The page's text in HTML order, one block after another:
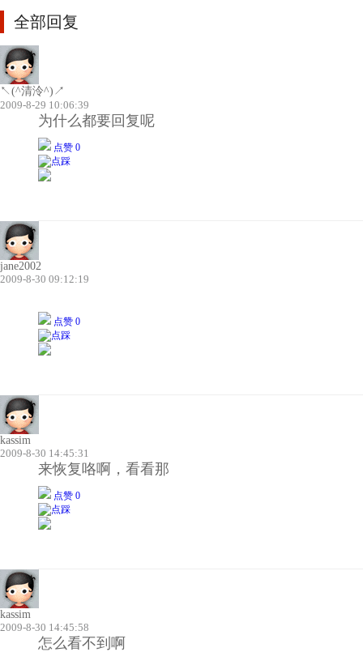
全部回复
↖(^清泠^)↗
2009-8-29 10:06:39
为什么都要回复呢
点赞 0
jane2002
2009-8-30 09:12:19
点赞 0
kassim
2009-8-30 14:45:31
来恢复咯啊，看看那
点赞 0
kassim
2009-8-30 14:45:58
怎么看不到啊